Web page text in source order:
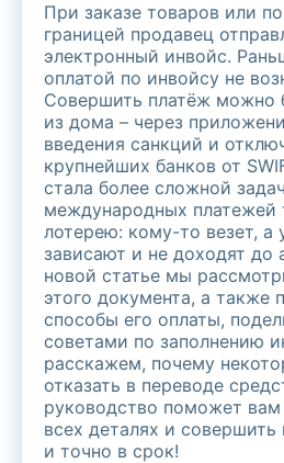
При заказе товаров или
границей продавец
электронный инвойс.
оплатой по инвойсу не
Совершить платёж можно
из дома – через
введения санкций и
крупнейших банков от
стала более сложной
международных платежей
лотерею: кому-то везет, а
зависают и не доходят до
новой статье мы
этого документа, а также
способы его оплаты,
советами по заполнению
расскажем, почему
отказать в переводе
руководство поможет вам
всех деталях и совершить
и точно в срок!